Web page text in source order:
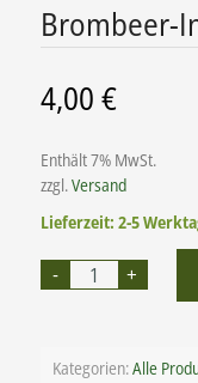
Brombeer-
4,00€
Enthält 7% MwSt.
zzgl.Versand
Lieferzeit: 2-5
Kategorien:Alle